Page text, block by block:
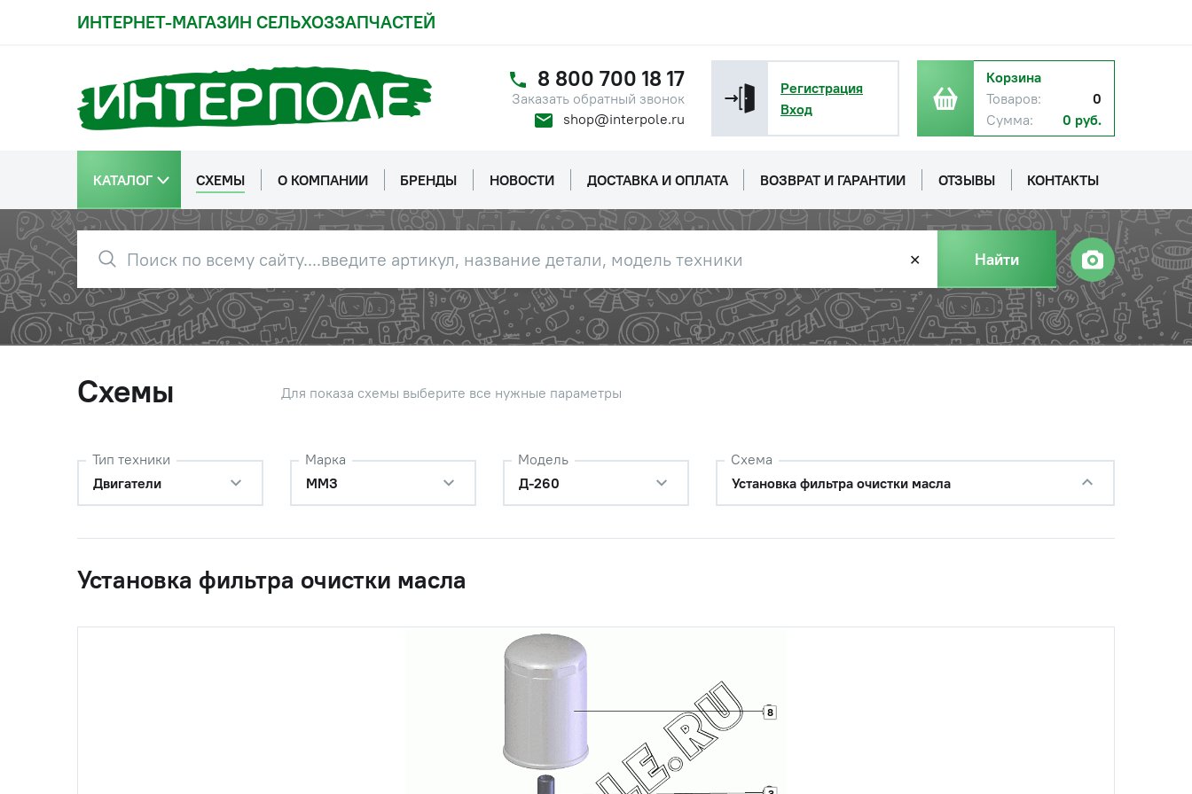
ИНТЕРНЕТ-МАГАЗИН СЕЛЬХОЗЗАПЧАСТЕЙ
8 800 700 18 17
Заказать обратный звонок
shop@interpole.ru
Регистрация
Вход
Корзина
Товаров:
0
Сумма:
0 руб.
КАТАЛОГ СХЕМЫ О КОМПАНИИ БРЕНДЫ НОВОСТИ ДОСТАВКА И ОПЛАТА ВОЗВРАТ И ГАРАНТИИ ОТЗЫВЫ КОНТАКТЫ
✕ Найти
Схемы Для показа схемы выберите все нужные параметры
Тип техники
Двигатели
Марка
ММЗ
Модель
Д-260
Схема
Установка фильтра очистки масла
Установка фильтра очистки масла
8
Обратитесь к
Установка фильтра очистки масла
Обратитесь к
консультанту
Ремкомплект двигателя Д-260 (набор
прокладок с прокладкой ГБЦ) 45
Наличие
2 683 руб.